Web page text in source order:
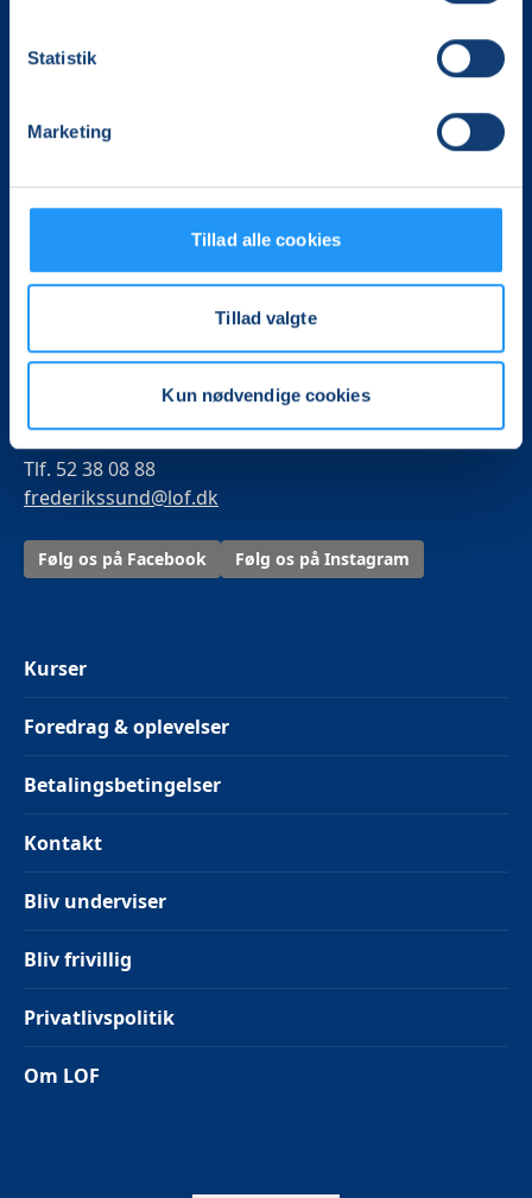
Statistik
Marketing
Tillad alle cookies
Tillad valgte
Kun nødvendige cookies
Det, der er vigtigt for samfundet, er vigtigt for os
Vi skaber rammerne for meningsfulde møder mellem
foredrag og oplevelser.
LOF Frederikssund
Tlf. 52 38 08 88
frederikssund@lof.dk
Følg os på Facebook Følg os på Instagram
Kurser
Foredrag & oplevelser
Betalingsbetingelser
Kontakt
Bliv underviser
Bliv frivillig
Privatlivspolitik
Om LOF